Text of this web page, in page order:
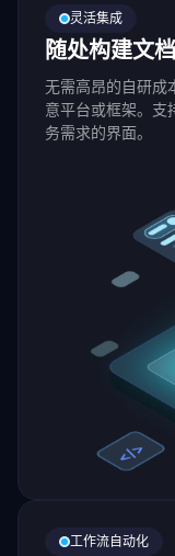
灵活集成
随处构建文
无需高昂的自研成
意平台或框架。支
务需求的界面。
工作流自动化